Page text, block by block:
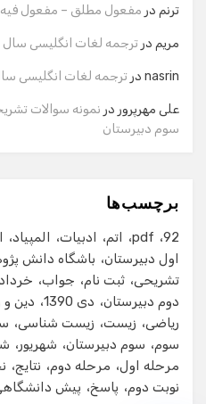
ترنم در مفعول مطلق – مفعول فیه
مریم در ترجمه لغات انگلیسی
nasrin در ترجمه لغات انگلیسی
علی مهرپرور در نمونه سوالات
سوم دبیرستان
برچسب‌ها
92
pdf اتم ادبیات المپیاد
اول دبیرستان
باشگاه دانش
تشریحی ثبت نام جواب
دوم دبیرستان
دی 1390 دین و
ریاضی
زیست زیست شناسی
سوم
سوم دبیرستان شهریور
مرحله اول
مرحله دوم نتایج
نوبت دوم
پاسخ پیش
ایمیل